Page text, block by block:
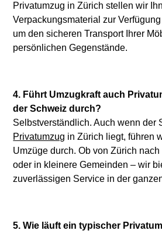
Privatumzug in Zürich stellen wir
Verpackungsmaterial zur
um den sicheren Transport Ihrer
persönlichen Gegenstände.
4. Führt Umzugkraft auch
der Schweiz durch?
Selbstverständlich. Auch wenn der
Privatumzug in Zürich liegt, führen
Umzüge durch. Ob von Zürich
oder in kleinere Gemeinden – wir
zuverlässigen Service in der
5. Wie läuft ein typischer